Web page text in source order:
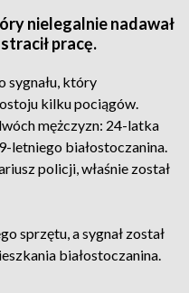
nielegalnie nadawał
pracę.
sygnału, który
kilku pociągów.
mężczyzn: 24-latka
letniego białostoczanina.
policji, właśnie został
sprzętu, a sygnał został
białostoczanina.